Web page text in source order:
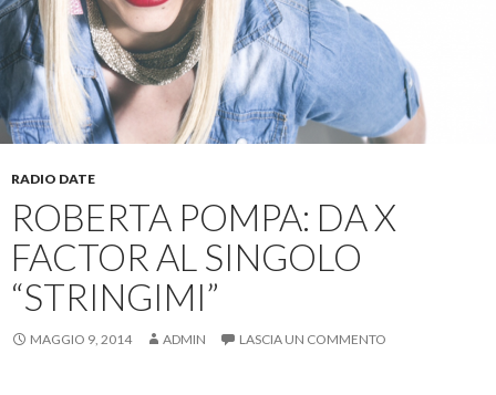
RADIO DATE
ROBERTA POMPA: DA X
FACTOR AL SINGOLO
“STRINGIMI”
MAGGIO 9, 2014 ADMIN LASCIA UN COMMENTO